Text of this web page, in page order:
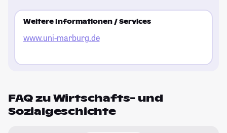
Weitere Informationen / Services
www.uni-marburg.de
FAQ zu Wirtschafts- und
Sozialgeschichte